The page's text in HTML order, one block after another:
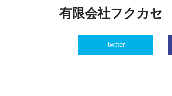
有限会社フクカセ
twitter